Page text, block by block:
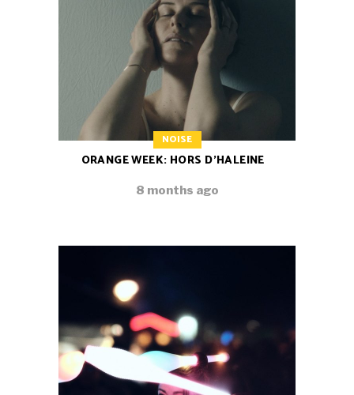
NOISE
ORANGE WEEK: HORS D’HALEINE
8 months ago